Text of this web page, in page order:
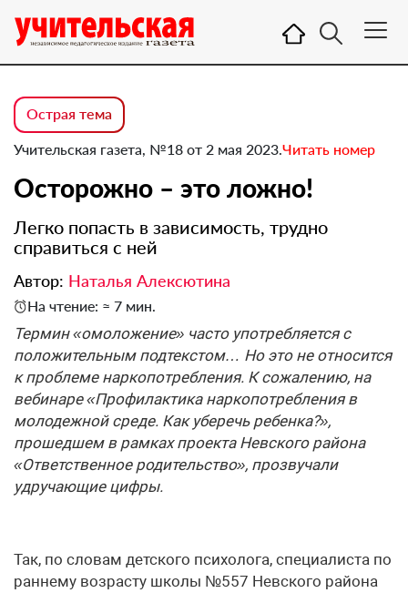
Острая тема
Учительская газета, №18 от 2 мая 2023.Читать номер
Осторожно – это ложно!
Легко попасть в зависимость, трудно
справиться с ней
Автор: Наталья Алексютина
На чтение: ≈ 7 мин.
Термин «омоложение» часто употребляется с
положительным подтекстом… Но это не относится
к проблеме наркопотребления. К сожалению, на
вебинаре «Профилактика наркопотребления в
молодежной среде. Как уберечь ребенка?»,
прошедшем в рамках проекта Невского района
«Ответственное родительство», прозвучали
удручающие цифры.
Так, по словам детского психолога, специалиста по
раннему возрасту школы №557 Невского района